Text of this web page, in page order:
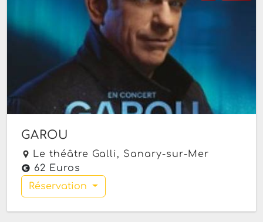
GAROU
Le théâtre Galli, Sanary-sur-Mer
62 Euros
Réservation